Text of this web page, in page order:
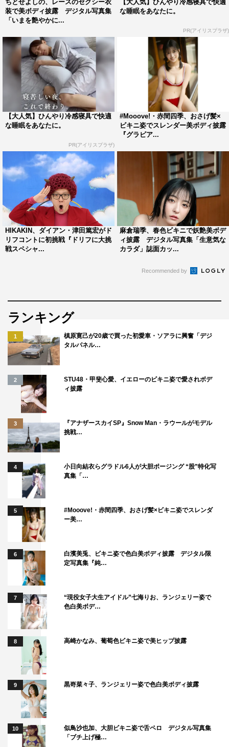
ちとせよしの、レースのセクシー衣
装で美ボディ披露 デジタル写真集
「いまを艶やかに...
【大人気】ひんやり冷感寝具で快適
な睡眠をあなたに。
PR(アイリスプラザ)
【大人気】ひんやり冷感寝具で快適
な睡眠をあなたに。
PR(アイリスプラザ)
#Mooove!・赤間四季、おさげ髪×
ビキニ姿でスレンダー美ボディ披露
『グラビア...
HIKAKIN、ダイアン・津田篤宏がド
リフコントに初挑戦『ドリフに大挑
戦スペシャ...
麻倉瑞季、春色ビキニで妖艶美ボデ
ィ披露 デジタル写真集「生意気な
カラダ」誌面カッ...
Recommended by
ランキング
1
槙原寛己が20歳で買った初愛車・ソアラに興奮「デジ
タルパネル…
2
STU48・甲斐心愛、イエローのビキニ姿で愛されボデ
ィ披露
3
『アナザースカイSP』Snow Man・ラウールがモデル
挑戦…
4
小日向結衣らグラドル6人が大胆ポージング “股”特化写
真集「…
5
#Mooove!・赤間四季、おさげ髪×ビキニ姿でスレンダ
ー美…
6
白濱美兎、ビキニ姿で色白美ボディ披露 デジタル限
定写真集『純…
7
“現役女子大生アイドル”七海りお、ランジェリー姿で
色白美ボデ…
8 高崎かなみ、葡萄色ビキニ姿で美ヒップ披露
9 黒嵜菜々子、ランジェリー姿で色白美ボディ披露
10
似鳥沙也加、大胆ビキニ姿で舌ペロ デジタル写真集
「ブチ上げ極…